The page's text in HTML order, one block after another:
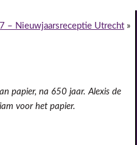
– Nieuwjaarsreceptie Utrecht »
papier, na 650 jaar. Alexis de
voor het papier.